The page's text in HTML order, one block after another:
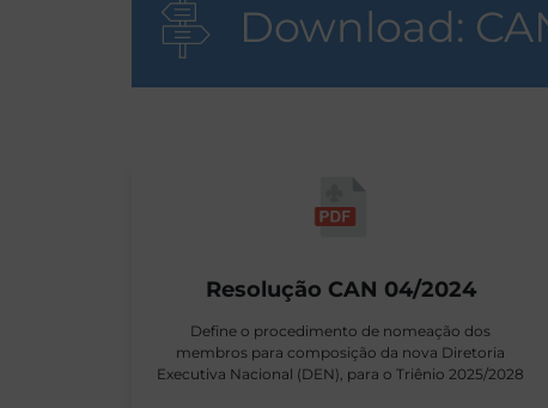
Download:
Resolução CAN 04/2024
Define o procedimento de nomeação dos
membros para composição da nova Diretoria
Executiva Nacional (DEN), para o Triênio 2025/2028